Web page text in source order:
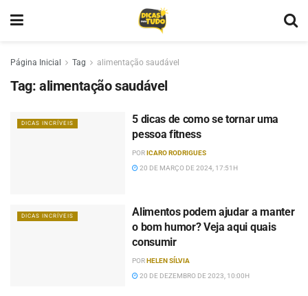
Página Inicial Tag alimentação saudável
Tag: alimentação saudável
DICAS INCRÍVEIS
5 dicas de como se tornar uma
pessoa fitness
PORICARO RODRIGUES
20 DE MARÇO DE 2024, 17:51H
DICAS INCRÍVEIS
Alimentos podem ajudar a manter
o bom humor? Veja aqui quais
consumir
PORHELEN SÍLVIA
20 DE DEZEMBRO DE 2023, 10:00H